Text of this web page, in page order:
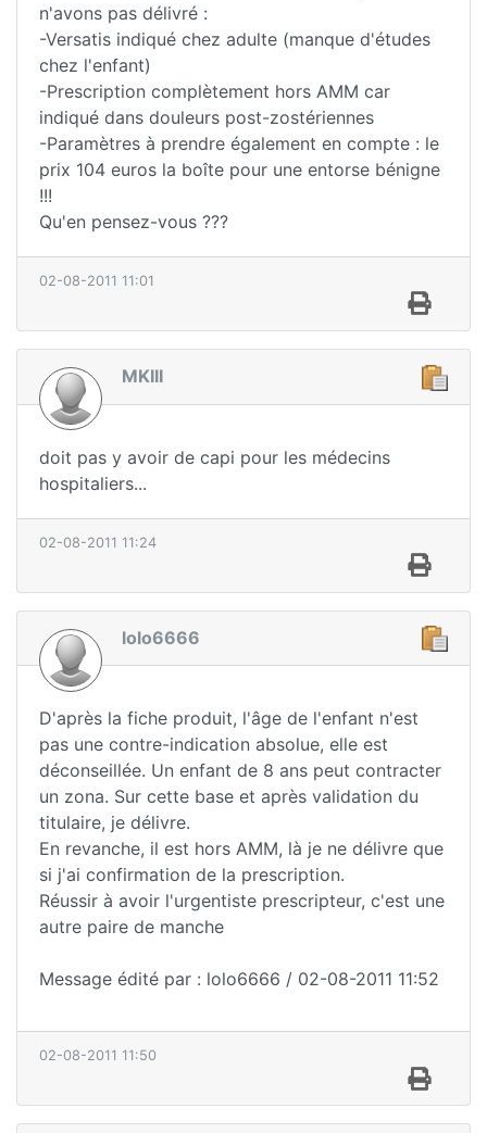
n'avons pas délivré :
-Versatis indiqué chez adulte (manque d'études
chez l'enfant)
-Prescription complètement hors AMM car
indiqué dans douleurs post-zostériennes
-Paramètres à prendre également en compte : le
prix 104 euros la boîte pour une entorse bénigne
!!!
Qu'en pensez-vous ???
02-08-2011 11:01
MKIII
doit pas y avoir de capi pour les médecins
hospitaliers...
02-08-2011 11:24
lolo6666
D'après la fiche produit, l'âge de l'enfant n'est
pas une contre-indication absolue, elle est
déconseillée. Un enfant de 8 ans peut contracter
un zona. Sur cette base et après validation du
titulaire, je délivre.
En revanche, il est hors AMM, là je ne délivre que
si j'ai confirmation de la prescription.
Réussir à avoir l'urgentiste prescripteur, c'est une
autre paire de manche
Message édité par : lolo6666 / 02-08-2011 11:52
02-08-2011 11:50